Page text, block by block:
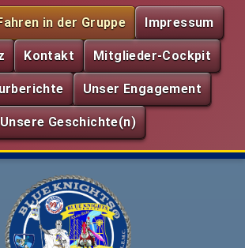
in der Gruppe Impressum
Kontakt Mitglieder-Cockpit
Unser Engagement
Unsere Geschichte(n)